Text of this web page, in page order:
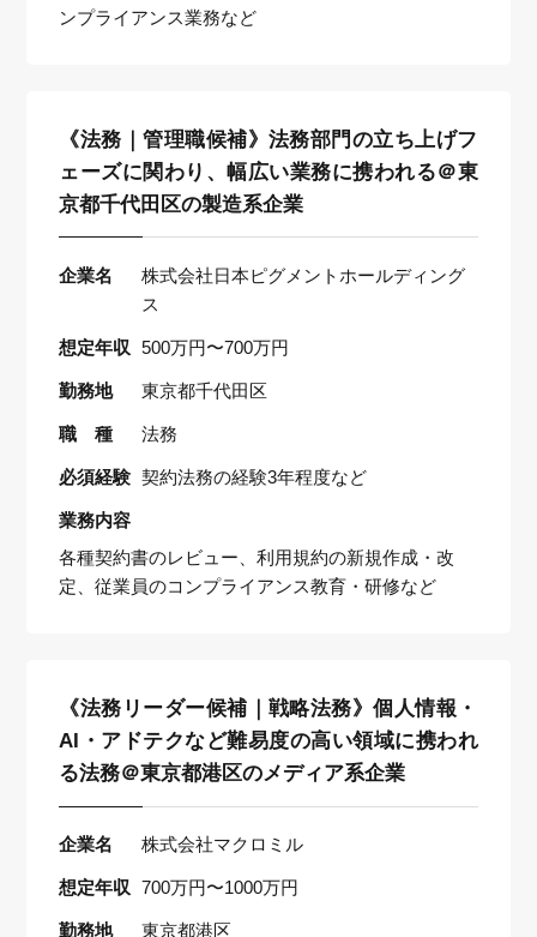
ンプライアンス業務など
《法務｜管理職候補》法務部門の立ち上げフ
ェーズに関わり、幅広い業務に携われる＠東
京都千代田区の製造系企業
企業名
株式会社日本ピグメントホールディング
ス
想定年収 500万円〜700万円
勤務地 東京都千代田区
職 種 法務
必須経験 契約法務の経験3年程度など
業務内容
各種契約書のレビュー、利用規約の新規作成・改
定、従業員のコンプライアンス教育・研修など
《法務リーダー候補｜戦略法務》個人情報・
AI・アドテクなど難易度の高い領域に携われ
る法務＠東京都港区のメディア系企業
企業名 株式会社マクロミル
想定年収 700万円〜1000万円
勤務地 東京都港区